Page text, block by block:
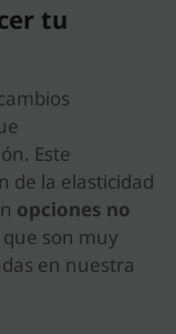
tu
Este
de la elasticidad
opciones no
que son muy
en nuestra